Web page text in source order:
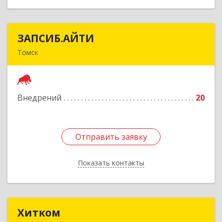
ЗАПСИБ.АЙТИ
Томск
Внедрений 20
Отправить заявку
Показать контакты
Подробнее
Отправить заявку
Назад
Хитком